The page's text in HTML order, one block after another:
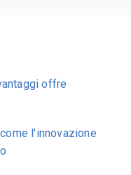
offre
l'innovazione